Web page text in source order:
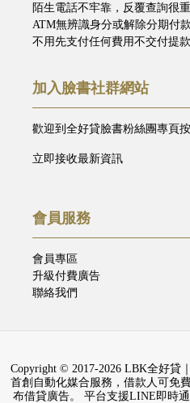
陌生電話不牢靠，反覆查詢很
ATM無辨識身分或解除分期付
不用先支付任何費用不交付提
加入臉書社群網站
歡迎到全好貸臉書粉絲團專頁
立即接收最新資訊
會員服務
會員專區
升級付費廣告
聯絡我們
Copyright © 2017-2026 LBK全好貸｜
首創自動化媒合服務，借款人可免
布借貸廣告。 平台支援LINE即時